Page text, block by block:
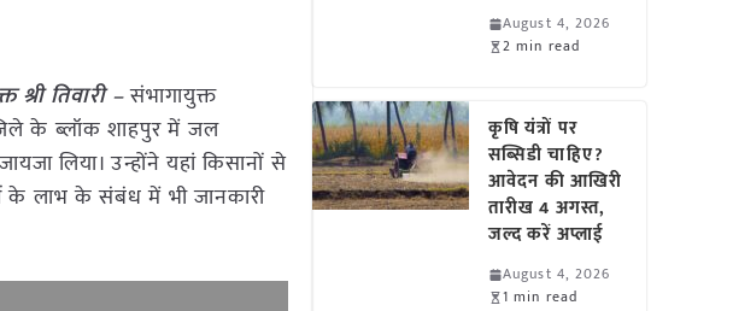
तिवारी –संभागायुक्त
के ब्लॉक शाहपुर में जल
लिया। उन्होंने यहां किसानों से
के लाभ के संबंध में भी जानकारी
August 4, 2026
2 min read
कृषि यंत्रों पर
सब्सिडी चाहिए?
आवेदन की आखिरी
तारीख 4 अगस्त,
जल्द करें अप्लाई
August 4, 2026
1 min read